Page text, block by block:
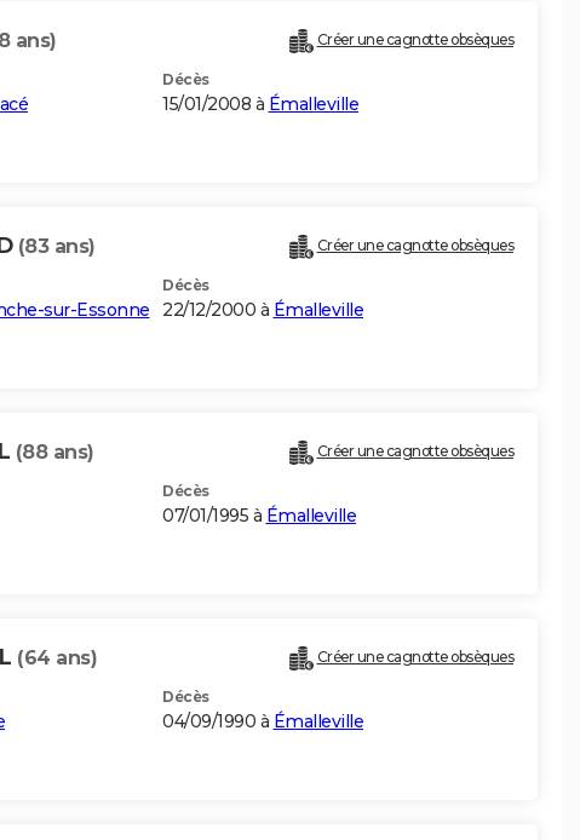
ans) Créer une cagnotte obsèques
Décès
15/01/2008 à Émalleville
(83 ans) Créer une cagnotte obsèques
sur-Essonne
Décès
22/12/2000 à Émalleville
(88 ans) Créer une cagnotte obsèques
Décès
07/01/1995 à Émalleville
(64 ans) Créer une cagnotte obsèques
Décès
04/09/1990 à Émalleville